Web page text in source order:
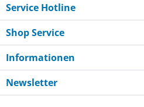
Service Hotline
Shop Service
Informationen
Newsletter